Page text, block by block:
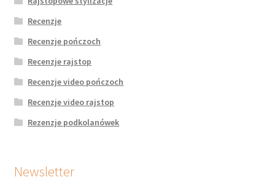
Recenzje
Recenzje pończoch
Recenzje rajstop
Recenzje video pończoch
Recenzje video rajstop
Rezenzje podkolanówek
Newsletter